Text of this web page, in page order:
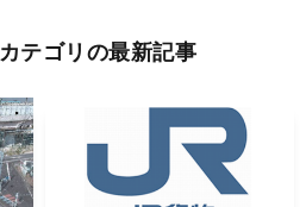
カテゴリの最新記事